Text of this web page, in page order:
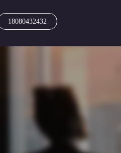
18080432432